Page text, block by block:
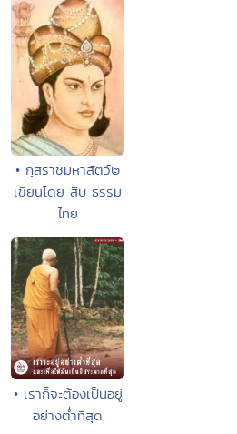
• กุสราชมหาสัตว์๒
เขียนโดย สืบ ธรรม
ไทย
• เราก็จะต้องเป็นอยู่
อย่างต่ำที่สุด